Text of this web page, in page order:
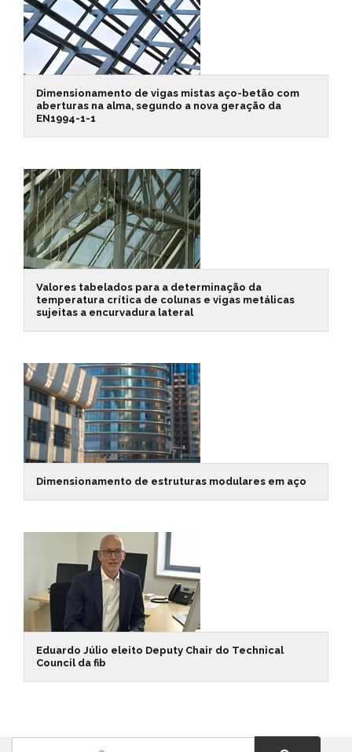
Dimensionamento de vigas mistas aço-betão com
aberturas na alma, segundo a nova geração da
EN1994-1-1
Valores tabelados para a determinação da
temperatura crítica de colunas e vigas metálicas
sujeitas a encurvadura lateral
Dimensionamento de estruturas modulares em aço
Eduardo Júlio eleito Deputy Chair do Technical
Council da fib